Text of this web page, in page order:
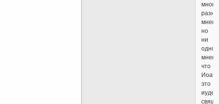
много
но
ни
одно
что
Иоанн
это